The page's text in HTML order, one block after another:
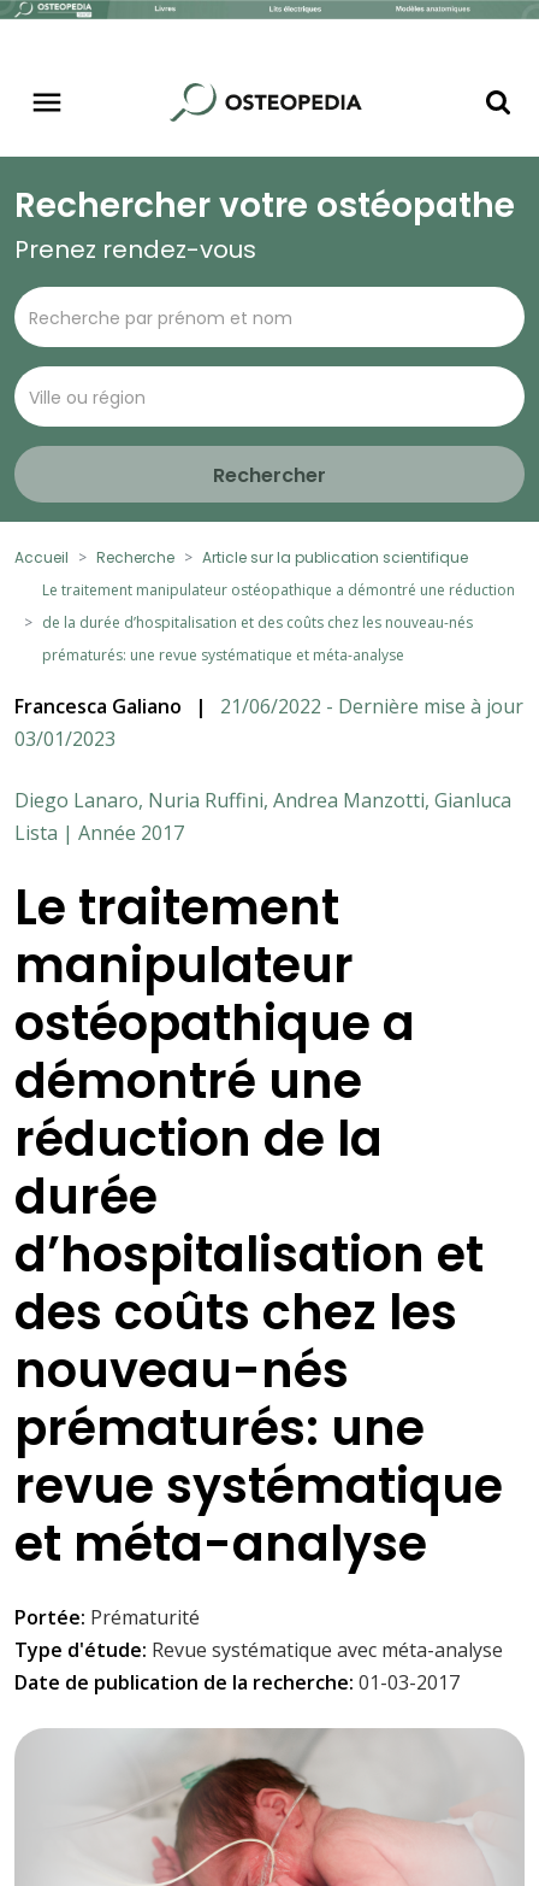
Rechercher votre ostéopathe
Prenez rendez-vous
Rechercher
Accueil Recherche
Article sur la publication scientifique
Le traitement manipulateur ostéopathique a démontré une réduction
de la durée d’hospitalisation et des coûts chez les nouveau-nés
prématurés: une revue systématique et méta-analyse
Francesca Galiano |
21/06/2022 - Dernière mise à jour
03/01/2023
Diego Lanaro, Nuria Ruffini, Andrea Manzotti, Gianluca
Lista | Année 2017
Le traitement
manipulateur
ostéopathique a
démontré une
réduction de la
durée
d’hospitalisation et
des coûts chez les
nouveau-nés
prématurés: une
revue systématique
et méta-analyse
Portée: Prématurité
Type d'étude: Revue systématique avec méta-analyse
Date de publication de la recherche: 01-03-2017